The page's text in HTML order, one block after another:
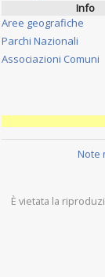
Info
Aree geografiche
Parchi Nazionali
Associazioni Comuni
Note
È vietata la